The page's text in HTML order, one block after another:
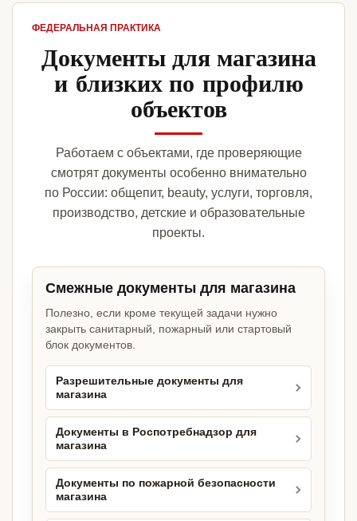
ФЕДЕРАЛЬНАЯ ПРАКТИКА
Документы для магазина
и близких по профилю
объектов
Работаем с объектами, где проверяющие
смотрят документы особенно внимательно
по России: общепит, beauty, услуги, торговля,
производство, детские и образовательные
проекты.
Смежные документы для магазина
Полезно, если кроме текущей задачи нужно
закрыть санитарный, пожарный или стартовый
блок документов.
Разрешительные документы для
магазина
Документы в Роспотребнадзор для
магазина
Документы по пожарной безопасности
магазина